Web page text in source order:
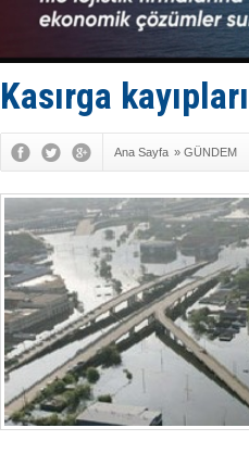
Kasırga
Ana Sayfa » GÜNDEM